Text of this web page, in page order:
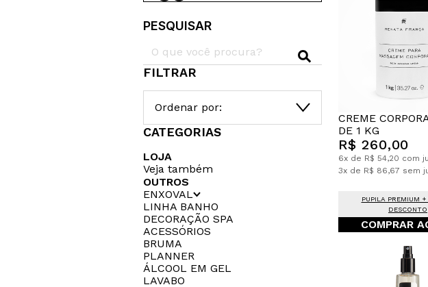
PESQUISAR
FILTRAR
Ordenar por:
CATEGORIAS
LOJA
Veja também
OUTROS
ENXOVAL
LINHA BANHO
DECORAÇÃO SPA
ACESSÓRIOS
BRUMA
PLANNER
ÁLCOOL EM GEL
LAVABO
CREME
DE 1 KG
R$ 260,00
6x de R$ 54,20 com
3x de R$ 86,67 sem
PUPILA PREMIUM
DESCONTO
COMPRAR